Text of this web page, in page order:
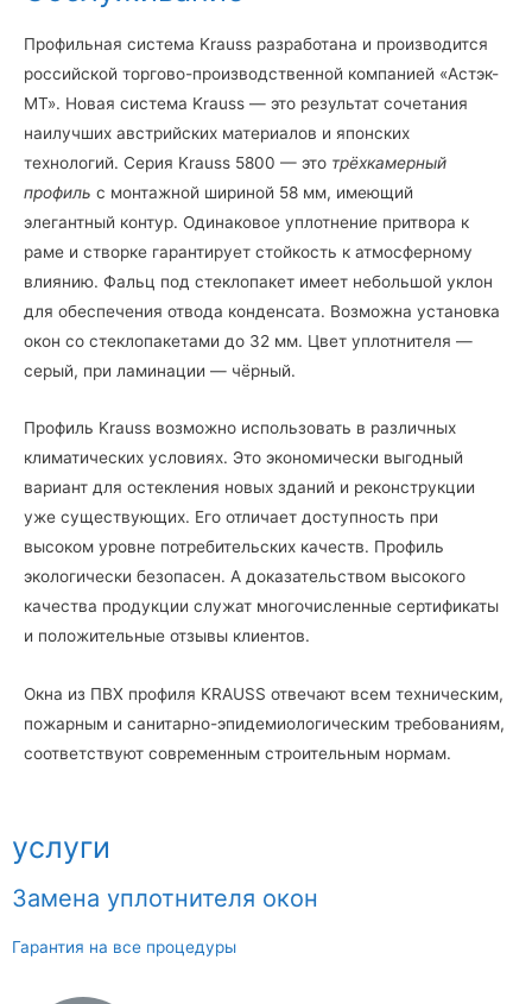
Профильная система Krauss разработана и производится
российской торгово-производственной компанией «Астэк-
МТ». Новая система Krauss — это результат сочетания
наилучших австрийских материалов и японских
технологий. Серия Krauss 5800 — это трёхкамерный
профиль с монтажной шириной 58 мм, имеющий
элегантный контур. Одинаковое уплотнение притвора к
раме и створке гарантирует стойкость к атмосферному
влиянию. Фальц под стеклопакет имеет небольшой уклон
для обеспечения отвода конденсата. Возможна установка
окон со стеклопакетами до 32 мм. Цвет уплотнителя —
серый, при ламинации — чёрный.
Профиль Krauss возможно использовать в различных
климатических условиях. Это экономически выгодный
вариант для остекления новых зданий и реконструкции
уже существующих. Его отличает доступность при
высоком уровне потребительских качеств. Профиль
экологически безопасен. А доказательством высокого
качества продукции служат многочисленные сертификаты
и положительные отзывы клиентов.
Окна из ПВХ профиля KRAUSS отвечают всем техническим,
пожарным и санитарно-эпидемиологическим требованиям,
соответствуют современным строительным нормам.
услуги
Замена уплотнителя окон
Гарантия на все процедуры